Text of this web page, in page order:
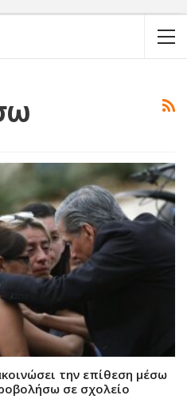
την επίθεση μέσω
σε σχολείο